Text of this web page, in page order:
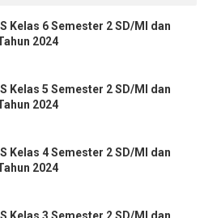
Kelas 6 Semester 2 SD/MI dan
2024
Kelas 5 Semester 2 SD/MI dan
2024
Kelas 4 Semester 2 SD/MI dan
2024